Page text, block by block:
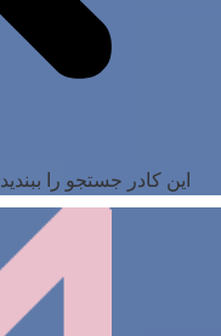
این کادر جستجو را ببندید.